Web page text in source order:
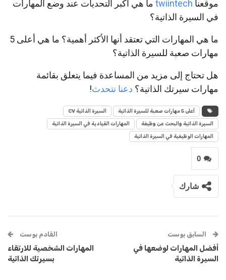
موقعنا twiintech ما هي أكبر التحديات عند وضع المهارات
في السيرة الذاتية؟
ما هي المهارات التي تعتقد أنها الأكثر أهمية؟ ما هي أعلى 5
مهارات صعبة للسيرة الذاتية؟
هل تحتاج إلى مزيد من المساعدة فيما يتعلق بقائمة
مهارات سيرتك الذاتية؟ دعنا نتحدث!
أعلى 5 مهارات صعبة للسيرة الذاتية السيرة الذاتية CV
السيرة الذاتية والبحث عن وظيفة المهارات القيادية في السيرة الذاتية
المهارات الوظيفية في السيرة الذاتية
0
شارك
السابق بوست
أفضل المهارات لوضعها في
السيرة الذاتية
القادم بوست
المهارات الشخصية للارتقاء
بسيرتك الذاتية